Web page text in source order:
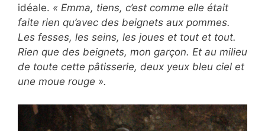
idéale. « Emma, tiens, c’est comme elle était
faite rien qu’avec des beignets aux pommes.
Les fesses, les seins, les joues et tout et tout.
Rien que des beignets, mon garçon. Et au milieu
de toute cette pâtisserie, deux yeux bleu ciel et
une moue rouge ».